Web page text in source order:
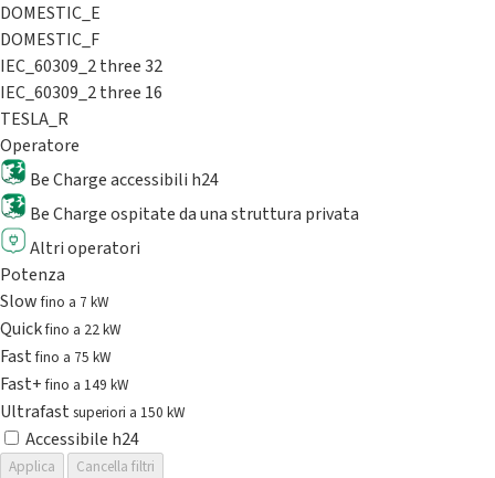
DOMESTIC_E
DOMESTIC_F
IEC_60309_2 three 32
IEC_60309_2 three 16
TESLA_R
Operatore
Be Charge accessibili h24
Be Charge ospitate da una struttura privata
Altri operatori
Potenza
Slowfino a 7 kW
Quickfino a 22 kW
Fastfino a 75 kW
Fast+fino a 149 kW
Ultrafast superiori a 150 kW
Accessibile h24
Applica
Cancella filtri